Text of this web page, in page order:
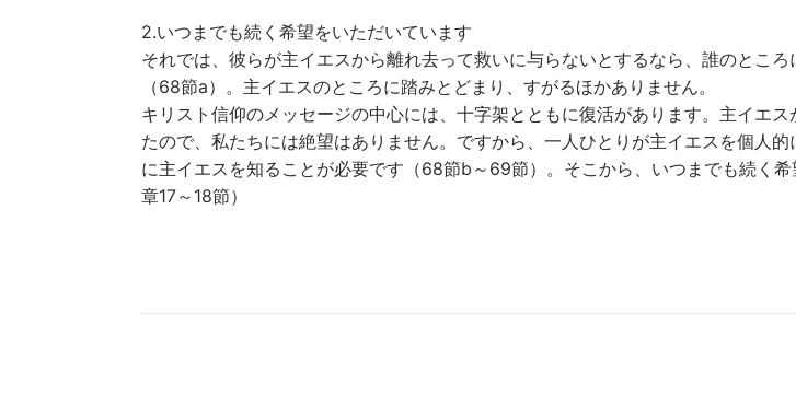
2.いつまでも続く希望をいただいています
それでは、彼らが主イエスから離れ去って救いに与らないとするなら、誰のとこ
（68節a）。主イエスのところに踏みとどまり、すがるほかありません。
キリスト信仰のメッセージの中心には、十字架とともに復活があります。主イエ
たので、私たちには絶望はありません。ですから、一人ひとりが主イエスを個人
に主イエスを知ることが必要です（68節b～69節）。そこから、いつまでも続く
章17～18節）